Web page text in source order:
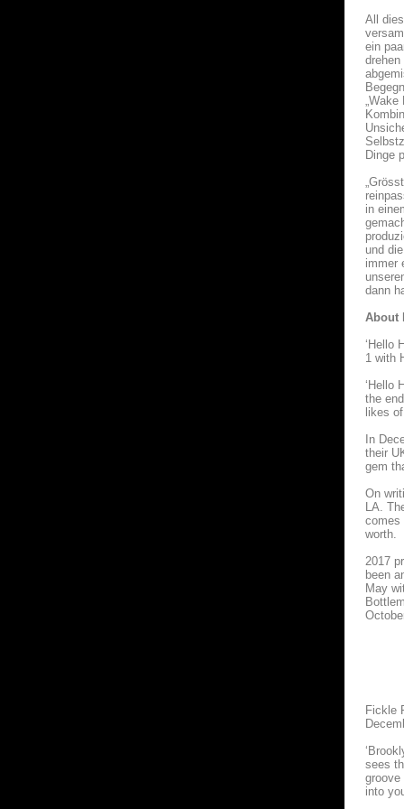
All
ein
„Wake
Dinge
in
und
immer
dann
About
‘Hello
1 with
‘Hello
the
likes
In
their
gem
On
LA.
comes
worth.
2017
been
May
Fickle
sees
groove
into